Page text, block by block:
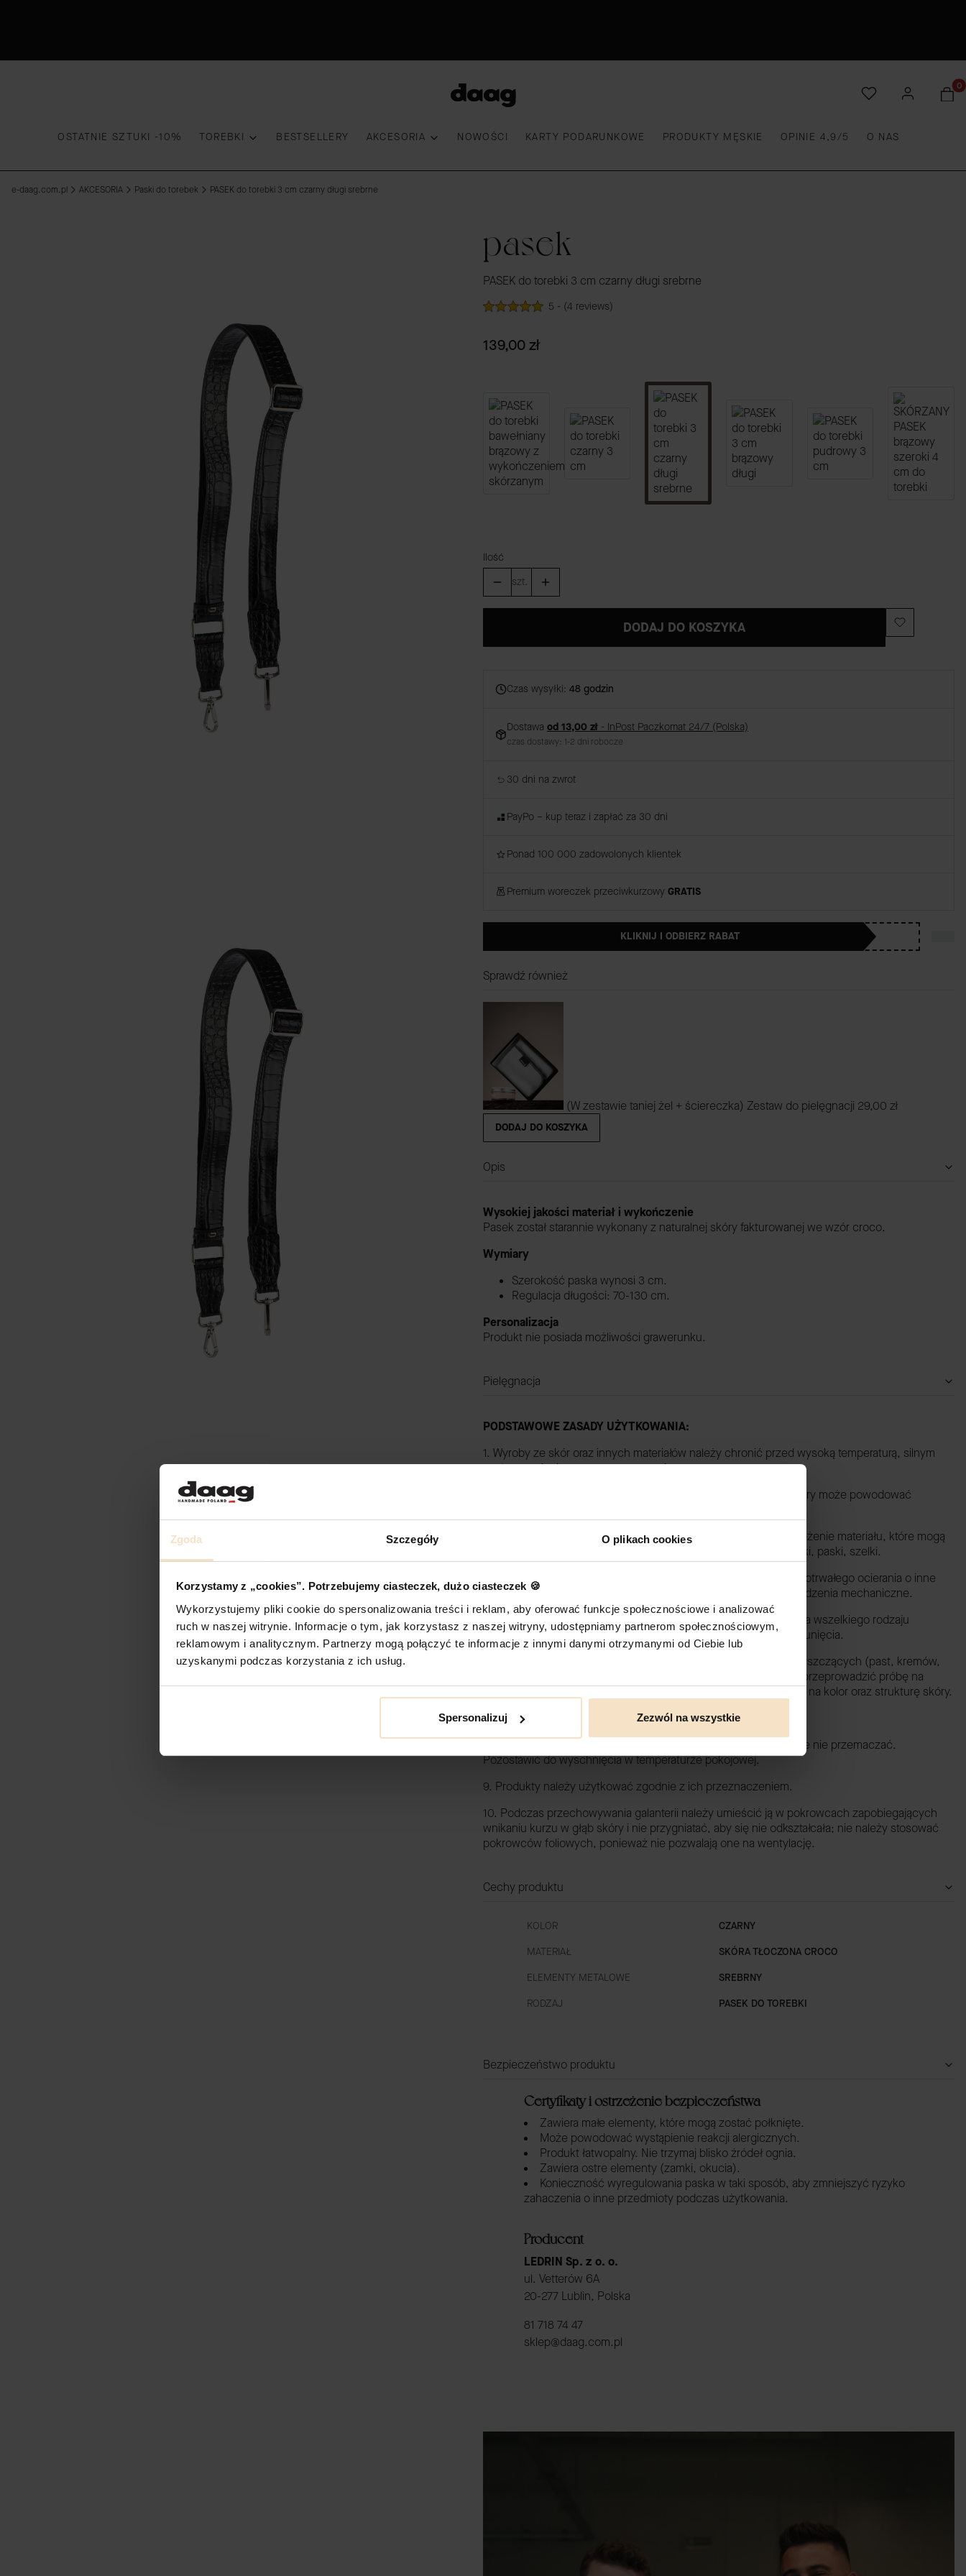
Zgoda Szczegóły O plikach cookies
Korzystamy z „cookies”. Potrzebujemy ciasteczek, dużo ciasteczek 🍪
Wykorzystujemy pliki cookie do spersonalizowania treści i reklam, aby oferować funkcje społecznościowe i analizować
ruch w naszej witrynie. Informacje o tym, jak korzystasz z naszej witryny, udostępniamy partnerom społecznościowym,
reklamowym i analitycznym. Partnerzy mogą połączyć te informacje z innymi danymi otrzymanymi od Ciebie lub
uzyskanymi podczas korzystania z ich usług.
Spersonalizuj Zezwól na wszystkie
OSTATNIE SZTUKI -10% TOREBKI BESTSELLERY AKCESORIA NOWOŚCI KARTY PODARUNKOWE PRODUKTY MĘSKIE OPINIE 4,9/5 O NAS
e-daag.com.pl AKCESORIA Paski do torebek PASEK do torebki 3 cm czarny długi srebrne
pasek
PASEK do torebki 3 cm czarny długi srebrne
5 - (4 reviews)
Cena
139,00 zł
Ilość
szt.
DODAJ DO KOSZYKA
Czas wysyłki: 48 godzin
Dostawa od 13,00 zł - InPost Paczkomat 24/7 (Polska)
czas dostawy: 1-2 dni robocze
30 dni na zwrot
PayPo – kup teraz i zapłać za 30 dni
Ponad 100 000 zadowolonych klientek
Premium woreczek przeciwkurzowy GRATIS
KLIKNIJ I ODBIERZ RABAT
Sprawdź również
(W zestawie taniej żel + ściereczka) Zestaw do pielęgnacji 29,00 zł
DODAJ DO KOSZYKA
Opis
Wysokiej jakości materiał i wykończenie
Pasek został starannie wykonany z naturalnej skóry fakturowanej we wzór croco.
Wymiary
Szerokość paska wynosi 3 cm.
Regulacja długości: 70-130 cm.
Personalizacja
Produkt nie posiada możliwości grawerunku.
Pielęgnacja
PODSTAWOWE ZASADY UŻYTKOWANIA:
1. Wyroby ze skór oraz innych materiałów należy chronić przed wysoką temperaturą, silnym
nasłonecznieniem oraz przemoczeniem.
2. Skóra nie jest odporna na działanie deszczu, wilgoci, potu, który może powodować
3. Nie należy narażać produktów na zbyt duże obciążenie i naprężenie materiału, które mogą
powodować uszkodzenia wrażliwych elementów takich jak: rączki, paski, szelki.
4. Należy uważać na ostre i chropowate przedmioty, unikać długotrwałego ocierania o inne
powierzchnie, które mogą powodować przetarcia lub inne uszkodzenia mechaniczne.
5. Należy pamiętać o podatności wyrobów ze skór naturalnych na wszelkiego rodzaju
zabrudzenia, zatłuszczenia, niemożliwe lub bardzo trudne do usunięcia.
6. Do czyszczenia nie należy używać agresywnych środków czyszczących (past, kremów,
itp.) Przed użyciem jakiegokolwiek środka do pielęgnacji należy przeprowadzić próbę na
niewidocznym fragmencie produktu, by sprawdzić jego działanie na kolor oraz strukturę skóry.
7. Nie należy prać w pralce ani czyścić chemicznie produktów.
8. Zabrudzenia można delikatnie usunąć zwilżoną ściereczką, ale nie przemaczać.
Pozostawić do wyschnięcia w temperaturze pokojowej.
9. Produkty należy użytkować zgodnie z ich przeznaczeniem.
10. Podczas przechowywania galanterii należy umieścić ją w pokrowcach zapobiegających
wnikaniu kurzu w głąb skóry i nie przygniatać, aby się nie odkształcała; nie należy stosować
pokrowców foliowych, ponieważ nie pozwalają one na wentylację.
Cechy produktu
KOLOR
CZARNY
MATERIAŁ
SKÓRA TŁOCZONA CROCO
ELEMENTY METALOWE
SREBRNY
RODZAJ
PASEK DO TOREBKI
Bezpieczeństwo produktu
Certyfikaty i ostrzeżenie bezpieczeństwa
Zawiera małe elementy, które mogą zostać połknięte.
Może powodować wystąpienie reakcji alergicznych.
Produkt łatwopalny. Nie trzymaj blisko źródeł ognia.
Zawiera ostre elementy (zamki, okucia).
Konieczność wyregulowania paska w taki sposób, aby zmniejszyć ryzyko
zahaczenia o inne przedmioty podczas użytkowania.
Producent
LEDRIN Sp. z o. o.
ul. Vetterów 6A
20-277 Lublin, Polska
81 718 74 47
sklep@daag.com.pl